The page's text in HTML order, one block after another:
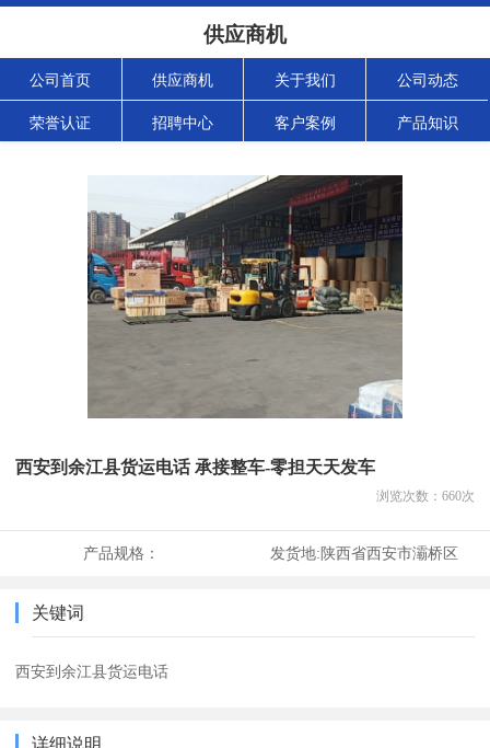
供应商机
公司首页 供应商机 关于我们 公司动态
荣誉认证 招聘中心 客户案例 产品知识
西安到余江县货运电话 承接整车-零担天天发车
浏览次数： 660次
产品规格： 发货地:陕西省西安市灞桥区
关键词
西安到余江县货运电话